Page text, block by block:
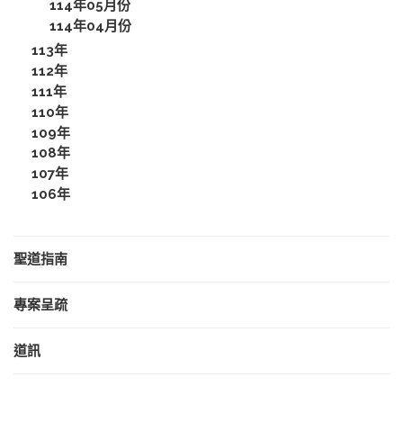
114年05月份
114年04月份
113年
112年
111年
110年
109年
108年
107年
106年
聖道指南
專案呈疏
道訊